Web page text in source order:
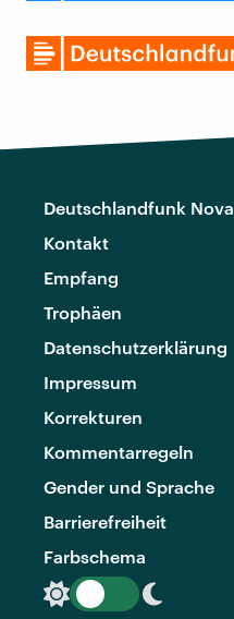
Deutschlandfunk Nova
Kontakt
Empfang
Trophäen
Datenschutzerklärung
Impressum
Korrekturen
Kommentarregeln
Gender und Sprache
Barrierefreiheit
Farbschema